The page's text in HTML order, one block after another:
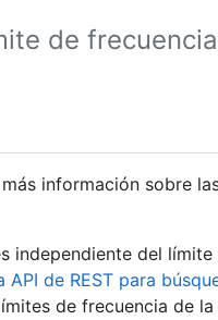
de
información sobre
independiente del
de REST para
de frecuencia de la